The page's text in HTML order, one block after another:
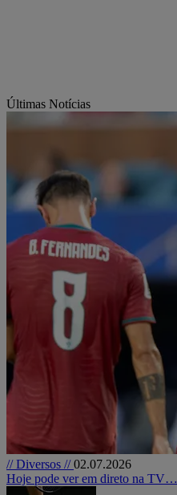
Últimas Notícias
// Diversos //02.07.2026
Hoje pode ver em direto na TV…